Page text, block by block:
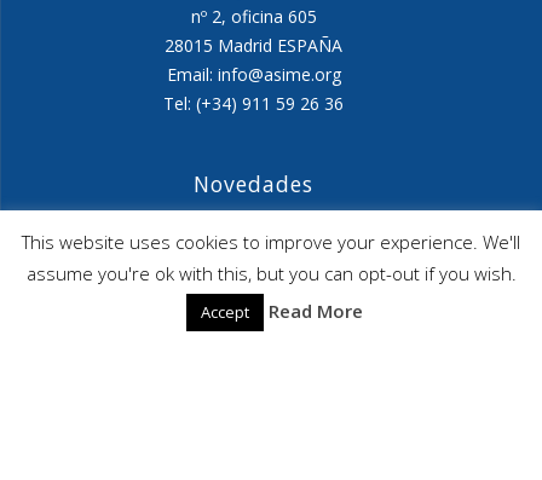
nº 2, oficina 605
28015 Madrid ESPAÑA
Email: info@asime.org
Tel: (+34) 911 59 26 36
Novedades
Agenda ASIME-Ultimo trimestre 2026
ASIME celebrará en diciembre una nueva edición de
sus jornadas
This website uses cookies to improve your experience. We'll
assume you're ok with this, but you can opt-out if you wish.
Accept Read More